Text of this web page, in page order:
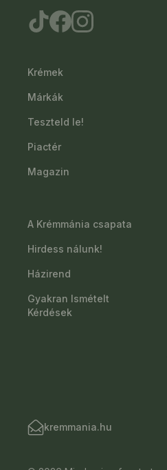
Krémek
Márkák
Teszteld le!
Piactér
Magazin
A Krémmánia csapata
Hirdess nálunk!
Házirend
Gyakran Ismételt
Kérdések
kremmania.hu